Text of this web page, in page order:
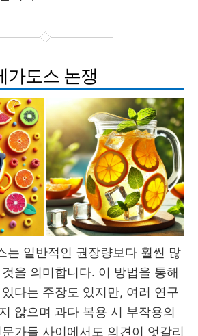
가도스 논쟁
는 일반적인 권장량보다 훨씬 많
을 의미합니다. 이 방법을 통해
다는 주장도 있지만, 여러 연구
않으며 과다 복용 시 부작용의
가들 사이에서도 의견이 엇갈리